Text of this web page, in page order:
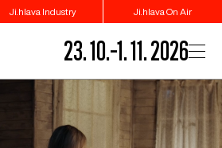
Ji.hlava Industry Ji.hlava On Air
23. 10.–1. 11. 2026